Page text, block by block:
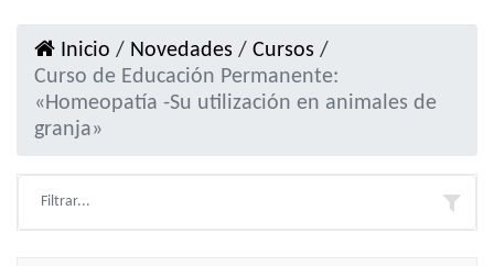
Inicio / Novedades / Cursos /
Curso de Educación Permanente:
«Homeopatía -Su utilización en animales de
granja»